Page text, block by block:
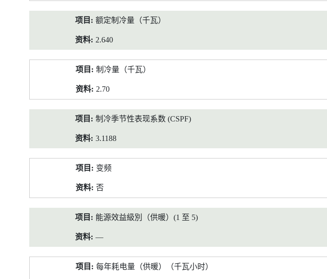
额定制冷量（千瓦）
2.640
制冷量（千瓦）
2.70
制冷季节性表现系数 (CSPF)
3.1188
变频
否
能源效益級別（供暖）(1 至 5)
—
每年耗电量（供暖）（千瓦小时）